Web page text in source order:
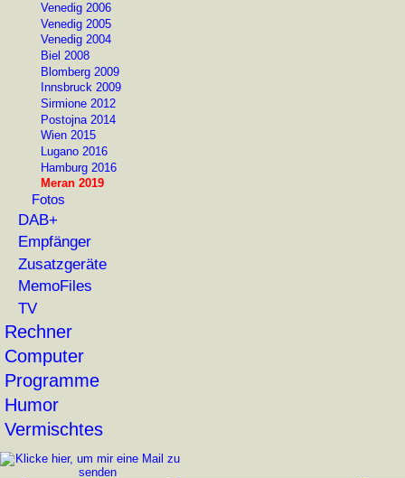
Venedig 2006
Venedig 2005
Venedig 2004
Biel 2008
Blomberg 2009
Innsbruck 2009
Sirmione 2012
Postojna 2014
Wien 2015
Lugano 2016
Hamburg 2016
Meran 2019
Fotos
DAB+
Empfänger
Zusatzgeräte
MemoFiles
TV
Rechner
Computer
Programme
Humor
Vermischtes